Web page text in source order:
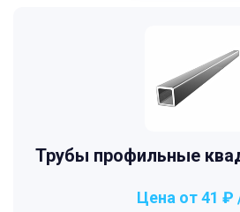
Трубы профильные
Цена от 41 ₽